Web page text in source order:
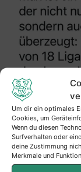
Um dir ein optimales
Cookies, um
Wenn du diesen
Surfverhalten oder
deine Zustimmung
Merkmale und